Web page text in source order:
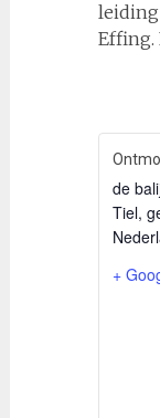
Effing.
de
Tiel,
+